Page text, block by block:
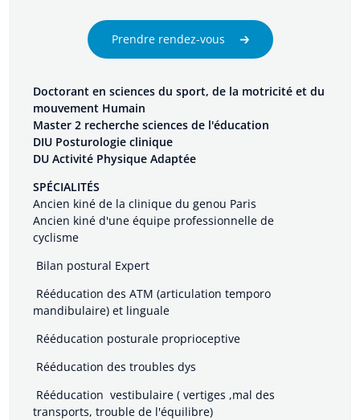
Prendre rendez-vous
Doctorant en sciences du sport, de la motricité et du
mouvement Humain
Master 2 recherche sciences de l'éducation
DIU Posturologie clinique
DU Activité Physique Adaptée
SPÉCIALITÉS
Ancien kiné de la clinique du genou Paris
Ancien kiné d'une équipe professionnelle de
cyclisme
Bilan postural Expert
Rééducation des ATM (articulation temporo
mandibulaire) et linguale
Rééducation posturale proprioceptive
Rééducation des troubles dys
Rééducation vestibulaire ( vertiges ,mal des
transports, trouble de l'équilibre)